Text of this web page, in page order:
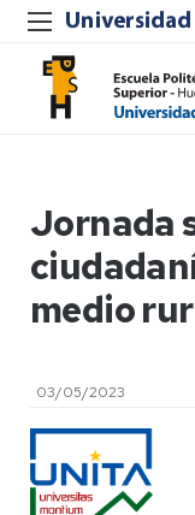
Jornada
medio
03/05/2023